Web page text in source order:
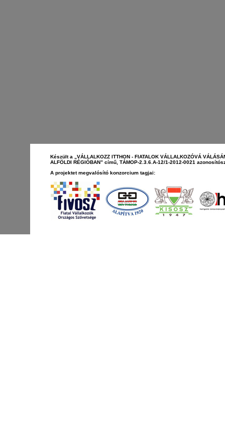
Készült a „VÁLLALKOZZ ITTHON - FIATALOK VÁLLALKOZÓVÁ
ALFÖLDI RÉGIÓBAN” című, TÁMOP-2.3.6.A-12/1-2012-0021
A projektet megvalósító konzorcium tagjai: